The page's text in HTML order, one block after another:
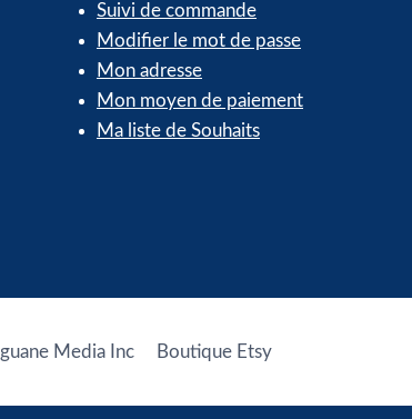
Suivi de commande
Modifier le mot de passe
Mon adresse
Mon moyen de paiement
Ma liste de Souhaits
Iguane Media Inc Boutique Etsy